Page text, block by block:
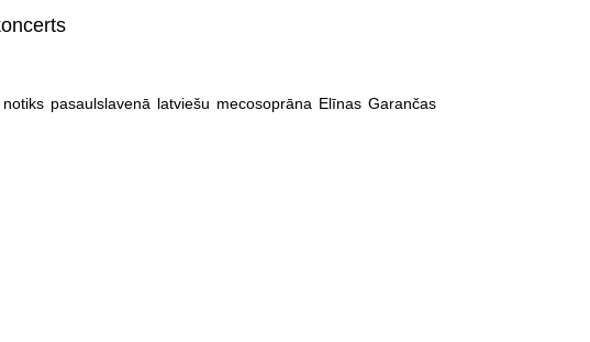
pasaulslavenā latviešu mecosoprāna Elīnas Garančas